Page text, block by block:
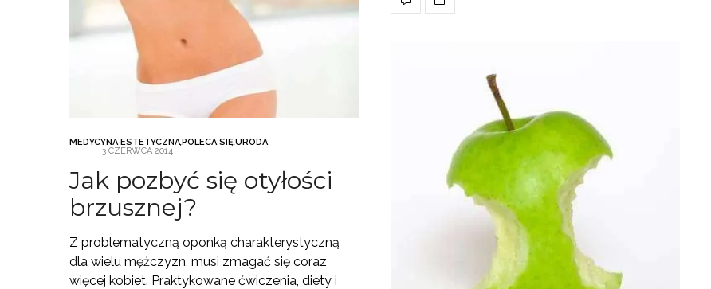
MEDYCYNA ESTETYCZNA,POLECA SIĘ,URODA
3 CZERWCA 2014
Jak pozbyć się otyłości
brzusznej?
Z problematyczną oponką charakterystyczną
dla wielu mężczyzn, musi zmagać się coraz
więcej kobiet. Praktykowane ćwiczenia, diety i